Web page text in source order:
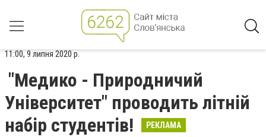
11:00, 9 липня 2020 р.
"Медико - Природничий
Університет" проводить літній
набір студентів!
РЕКЛАМА